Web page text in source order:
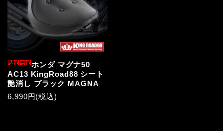
ホンダ マグナ50
AC13 KingRoad88 シート
艶消し ブラック MAGNA
6,990円(税込)